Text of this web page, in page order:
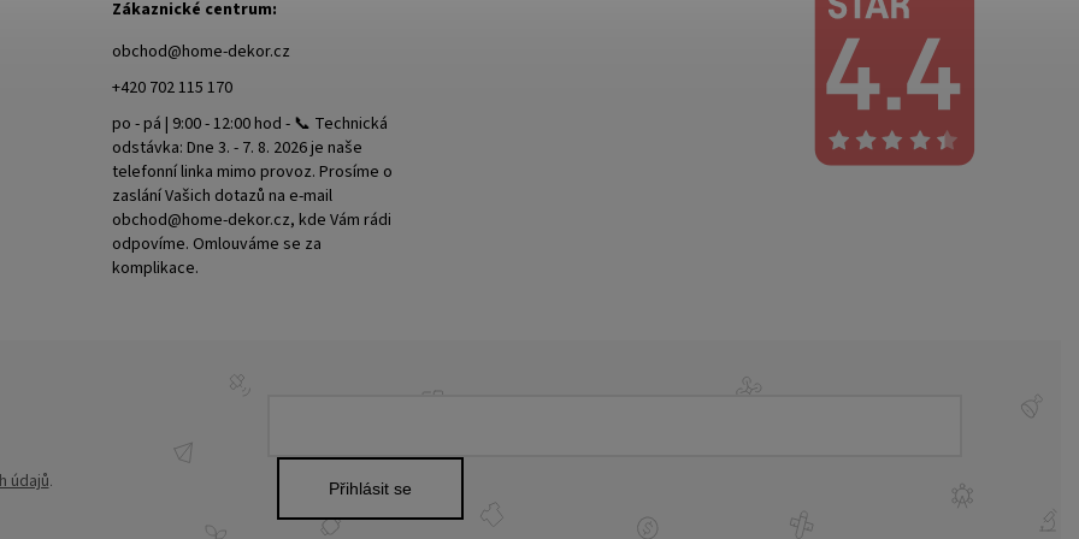
údajů. Přihlásit se
Zákaznické centrum:
obchod@home-dekor.cz
+420 702 115 170
po - pá | 9:00 - 12:00 hod - 📞 Technická
odstávka: Dne 3. - 7. 8. 2026 je naše
telefonní linka mimo provoz. Prosíme o
zaslání Vašich dotazů na e-mail
obchod@home-dekor.cz, kde Vám rádi
odpovíme. Omlouváme se za
komplikace.